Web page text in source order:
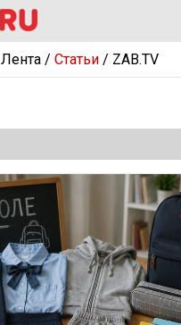
Лента/ Статьи/ ZAB.TV